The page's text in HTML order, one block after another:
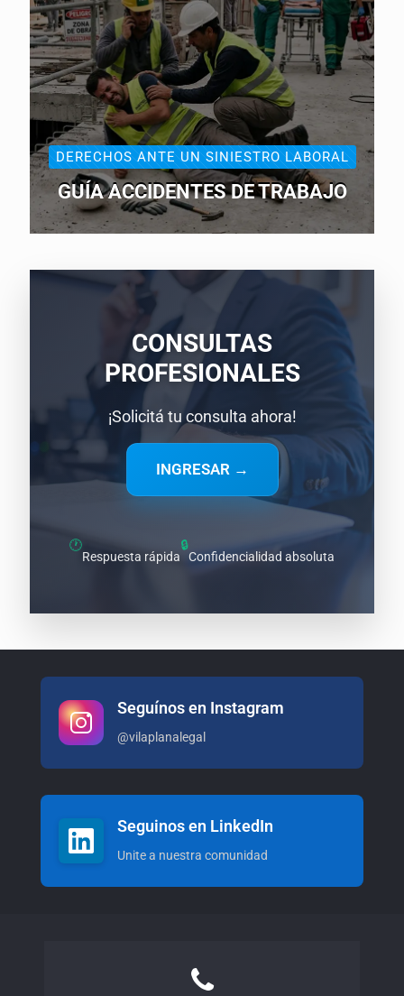
DERECHOS ANTE UN SINIESTRO LABORAL
GUÍA ACCIDENTES DE TRABAJO
CONSULTAS
PROFESIONALES
¡Solicitá tu consulta ahora!
INGRESAR →
🕐
Respuesta rápida
🔒
Confidencialidad absoluta
Seguínos en Instagram
@vilaplanalegal
Seguinos en LinkedIn
Unite a nuestra comunidad